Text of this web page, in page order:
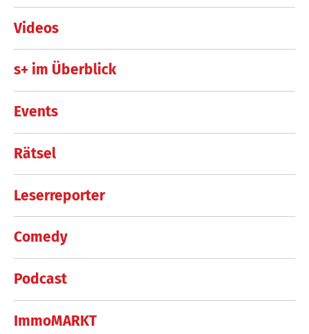
Videos
s+ im Überblick
Events
Rätsel
Leserreporter
Comedy
Podcast
ImmoMARKT